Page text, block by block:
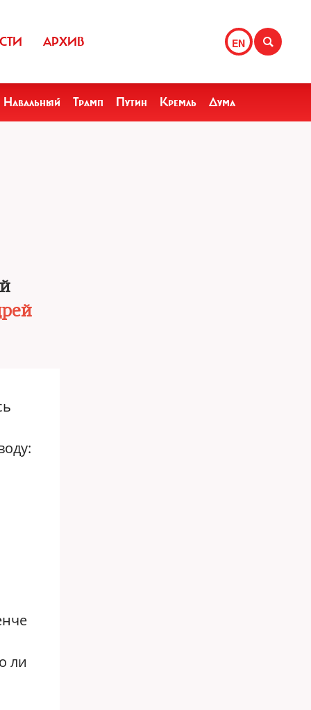
EN
АРХИВ
Навальный Трамп Путин Кремль Дума
ли